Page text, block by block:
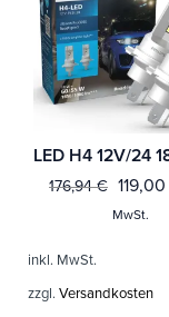
176,94€ 119,00
MwSt.
inkl. MwSt.
zzgl. Versandkosten